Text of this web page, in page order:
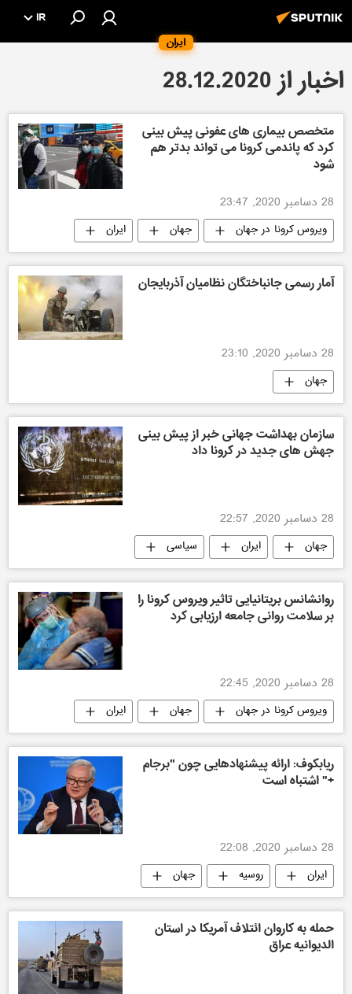
ایران
IR
اخبار از 28.12.2020
متخصص بیماری های عفونی پیش بینی
کرد که پاندمی کرونا می تواند بدتر هم
شود
28 دسامبر 2020, 23:47
ویروس کرونا در جهان جهان
ایران
سیاسی
آمار رسمی جانباختگان نظامیان آذربایجان
28 دسامبر 2020, 23:10
جهان
سازمان بهداشت جهانی خبر از پیش بینی
جهش های جدید در کرونا داد
28 دسامبر 2020, 22:57
جهان ایران سیاسی
روانشانس بریتانیایی تاثیر ویروس کرونا را
بر سلامت روانی جامعه ارزیابی کرد
28 دسامبر 2020, 22:45
ویروس کرونا در جهان جهان
ایران
سیاسی
ریابکوف: ارائه پیشنهادهایی چون "برجام
+" اشتباه است
28 دسامبر 2020, 22:08
ایران روسیه
جهان
سیاسی
حمله به کاروان ائتلاف آمریکا در استان
الدیوانیه عراق